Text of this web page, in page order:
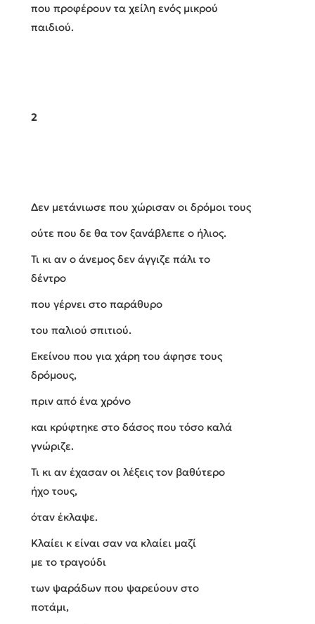
που προφέρουν τα χείλη ενός μικρού
παιδιού.
2
Δεν μετάνιωσε που χώρισαν οι δρόμοι τους
ούτε που δε θα τον ξανάβλεπε ο ήλιος.
Τι κι αν ο άνεμος δεν άγγιζε πάλι το
δέντρο
που γέρνει στο παράθυρο
του παλιού σπιτιού.
Εκείνου που για χάρη του άφησε τους
δρόμους,
πριν από ένα χρόνο
και κρύφτηκε στο δάσος που τόσο καλά
γνώριζε.
Τι κι αν έχασαν οι λέξεις τον βαθύτερο
ήχο τους,
όταν έκλαψε.
Κλαίει κ είναι σαν να κλαίει μαζί
με το τραγούδι
των ψαράδων που ψαρεύουν στο
ποτάμι,